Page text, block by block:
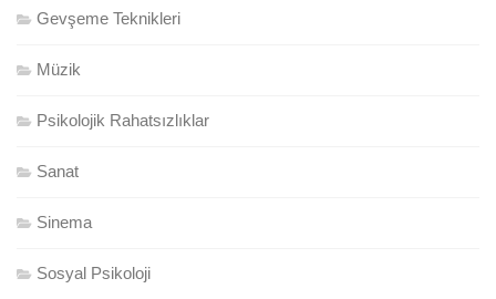
Gevşeme Teknikleri
Müzik
Psikolojik Rahatsızlıklar
Sanat
Sinema
Sosyal Psikoloji